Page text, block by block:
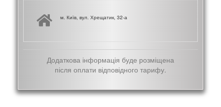
м. Київ, вул. Хрещатик, 32-а
Додаткова інформація буде розміщена
після оплати відповідного тарифу.